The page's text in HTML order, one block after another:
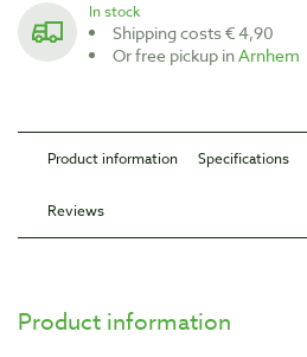
In stock
Shipping costs € 4,90
Or free pickup inArnhem
Product information Specifications
Reviews
Product information